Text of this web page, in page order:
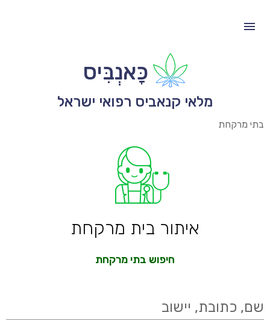
כָּאנְבִּיס
מלאי קנאביס רפואי ישראל
בתי מרקחת
איתור בית מרקחת
חיפוש בתי מרקחת
שם, כתובת, יישוב